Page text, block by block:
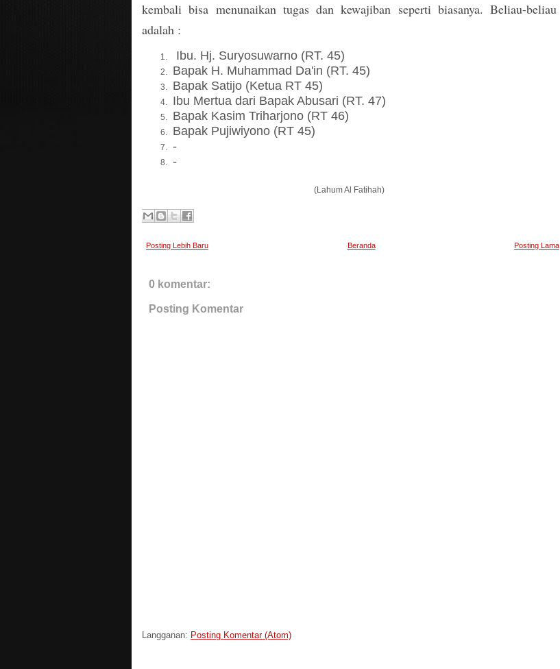
kembali bisa menunaikan tugas dan kewajiban seperti biasanya. Beliau-beliau
adalah :
Ibu. Hj. Suryosuwarno (RT. 45)
Bapak H. Muhammad Da'in (RT. 45)
Bapak Satijo (Ketua RT 45)
Ibu Mertua dari Bapak Abusari (RT. 47)
Bapak Kasim Triharjono (RT 46)
Bapak Pujiwiyono (RT 45)
-
-
(Lahum Al Fatihah)
Posting Lebih Baru Posting Lama
Beranda
0 komentar:
Posting Komentar
Langganan: Posting Komentar (Atom)